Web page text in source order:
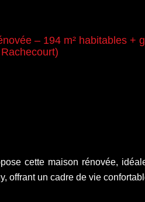
– 194 m² habitables +
cette maison rénovée,
offrant un cadre de vie